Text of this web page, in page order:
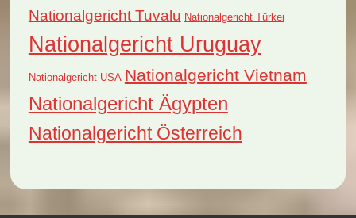
Nationalgericht Tuvalu Nationalgericht Türkei
Nationalgericht Uruguay
Nationalgericht USA Nationalgericht Vietnam
Nationalgericht Ägypten
Nationalgericht Österreich